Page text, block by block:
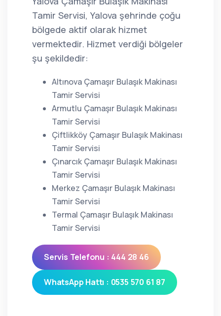
Tamir Servisi, Yalova şehrinde çoğu
bölgede aktif olarak hizmet
vermektedir. Hizmet verdiği bölgeler
şu şekildedir:
Altınova Çamaşır Bulaşık Makinası
Tamir Servisi
Armutlu Çamaşır Bulaşık Makinası
Tamir Servisi
Çiftlikköy Çamaşır Bulaşık Makinası
Tamir Servisi
Çınarcık Çamaşır Bulaşık Makinası
Tamir Servisi
Merkez Çamaşır Bulaşık Makinası
Tamir Servisi
Termal Çamaşır Bulaşık Makinası
Tamir Servisi
Servis Telefonu : 444 28 46
WhatsApp Hattı : 0535 570 61 87